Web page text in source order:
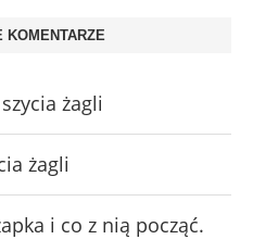
KOMENTARZE
żagli
żagli
i co z nią począć.